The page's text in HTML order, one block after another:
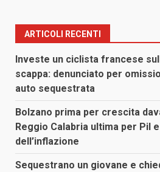
ARTICOLI RECENTI
Investe un ciclista francese
scappa: denunciato per
auto sequestrata
Bolzano prima per crescita
Reggio Calabria ultima per Pil
dell’inflazione
Sequestrano un giovane e